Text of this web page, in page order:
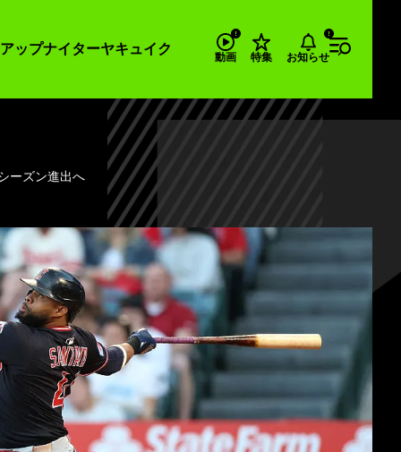
ップナイターヤキュイク
動画 特集 お知らせ
ーズン進出へ